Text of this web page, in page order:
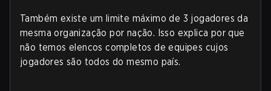
Também existe um limite máximo de 3 jogadores da
mesma organização por nação. Isso explica por que
não temos elencos completos de equipes cujos
jogadores são todos do mesmo país.